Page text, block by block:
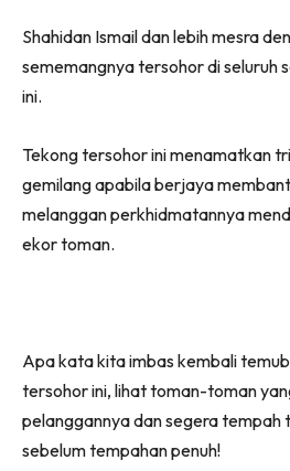
(Twitter)
Shahidan Ismail dan lebih mesra
sememangnya tersohor di seluruh
ini.
Tekong tersohor ini menamatkan
gemilang apabila berjaya
melanggan perkhidmatannya
ekor toman.
Apa kata kita imbas kembali
tersohor ini, lihat toman-toman
pelanggannya dan segera tempah
sebelum tempahan penuh!